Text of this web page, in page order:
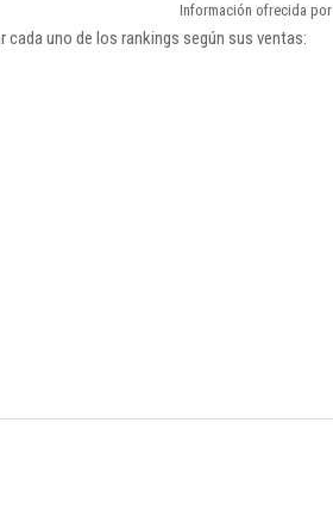
Información ofrecida por
uno de los rankings según sus ventas: